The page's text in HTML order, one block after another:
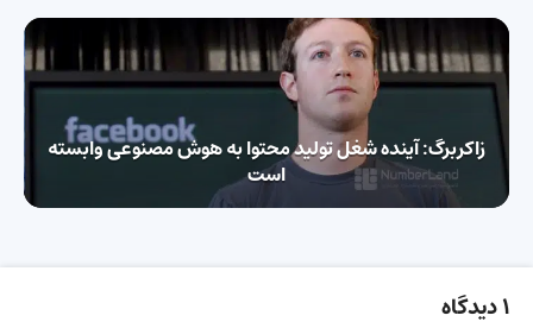
زاکربرگ: آینده شغل تولید محتوا به هوش مصنوعی وابسته
است
1 دیدگاه